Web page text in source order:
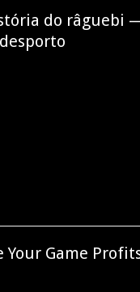
do râguebi
Your Game